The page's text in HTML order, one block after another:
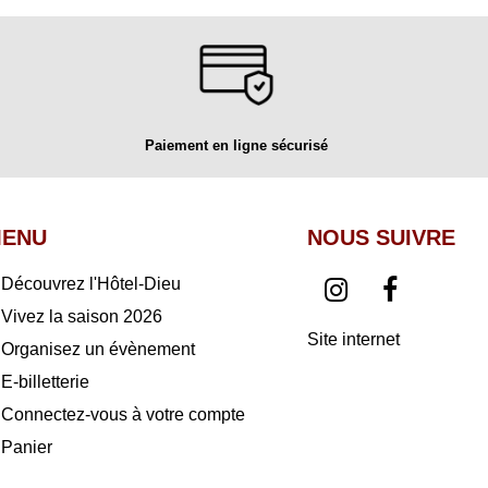
Paiement en ligne sécurisé
Découvrez l'Hôtel-Dieu
Vivez la saison 2026
Organisez un évènement
E-billetterie
Connectez-vous à votre compte
Panier
NOUS SUIVRE
Site internet